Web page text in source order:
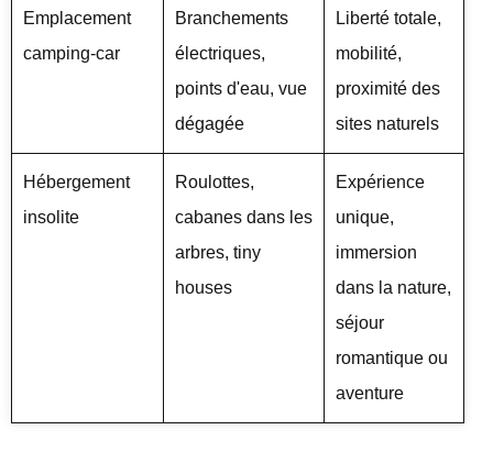
Emplacement
camping-car
Branchements
électriques,
points d'eau, vue
dégagée
Liberté totale,
mobilité,
proximité des
sites naturels
Hébergement
insolite
Roulottes,
cabanes dans les
arbres, tiny
houses
Expérience
unique,
immersion
dans la nature,
séjour
romantique ou
aventure